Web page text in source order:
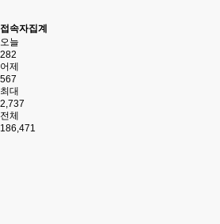
접속자집계
오늘
282
어제
567
최대
2,737
전체
186,471